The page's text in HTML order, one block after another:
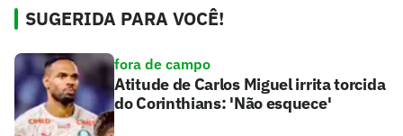
SUGERIDA PARA VOCÊ!
fora de campo
Atitude de Carlos Miguel irrita torcida
do Corinthians: 'Não esquece'